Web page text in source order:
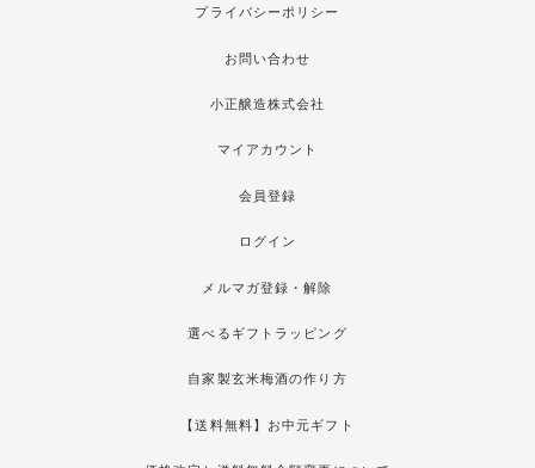
プライバシーポリシー
お問い合わせ
小正醸造株式会社
マイアカウント
会員登録
ログイン
メルマガ登録・解除
選べるギフトラッピング
自家製玄米梅酒の作り方
【送料無料】お中元ギフト